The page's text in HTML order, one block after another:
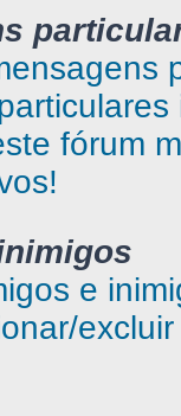
fórum
e